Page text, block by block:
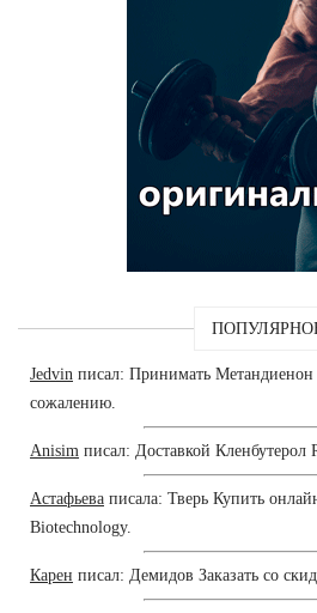
Jedvin писал: Принимать
сожалению.
Anisim писал: Доставкой Кленбутерол
Астафьева писала: Тверь Купить
Biotechnology.
Карен писал: Демидов Заказать со